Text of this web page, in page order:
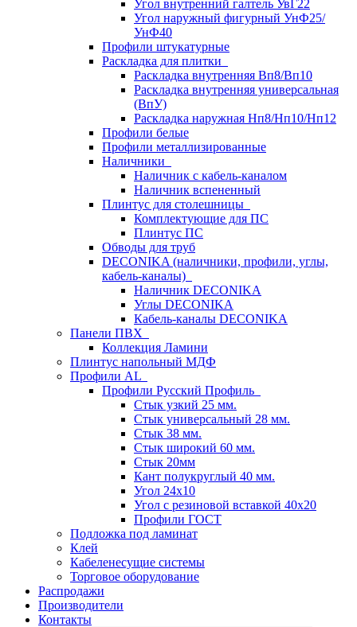
Угол внутренний галтель УвГ22
Угол наружный фигурный УнФ25/
УнФ40
Профили штукатурные
Раскладка для плитки
Раскладка внутренняя Вп8/Вп10
Раскладка внутренняя универсальная
(ВпУ)
Раскладка наружная Нп8/Нп10/Нп12
Профили белые
Профили металлизированные
Наличники
Наличник с кабель-каналом
Наличник вспененный
Плинтус для столешницы
Комплектующие для ПС
Плинтус ПС
Обводы для труб
DECONIKA (наличники, профили, углы,
кабель-каналы)
Наличник DECONIKA
Углы DECONIKA
Кабель-каналы DECONIKA
Панели ПВХ
Коллекция Ламини
Плинтус напольный МДФ
Профили AL
Профили Русский Профиль
Стык узкий 25 мм.
Стык универсальный 28 мм.
Стык 38 мм.
Стык широкий 60 мм.
Стык 20мм
Кант полукруглый 40 мм.
Угол 24х10
Угол с резиновой вставкой 40х20
Профили ГОСТ
Подложка под ламинат
Клей
Кабеленесущие системы
Торговое оборудование
Распродажи
Производители
Контакты